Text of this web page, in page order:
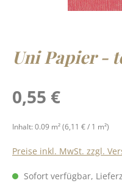
Uni Papier -
Regulärer Preis:
0,55 €
Inhalt: 0.09 m²(6,11 € / 1 m²)
Preise inkl. MwSt. zzgl.
Sofort verfügbar,